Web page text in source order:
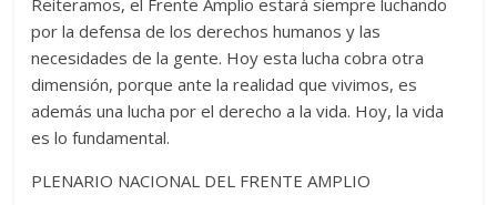
por la defensa de los derechos humanos y las
necesidades de la gente. Hoy esta lucha cobra otra
dimensión, porque ante la realidad que vivimos, es
además una lucha por el derecho a la vida. Hoy, la vida
es lo fundamental.
PLENARIO NACIONAL DEL FRENTE AMPLIO